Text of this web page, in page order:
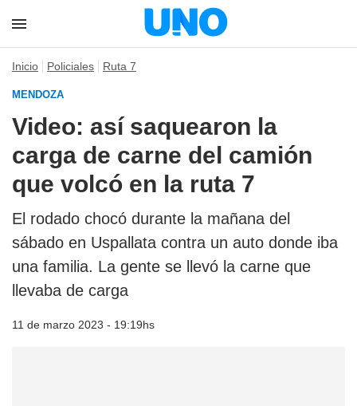
Inicio Policiales Ruta 7
MENDOZA
Video: así saquearon la
carga de carne del camión
que volcó en la ruta 7
El rodado chocó durante la mañana del
sábado en Uspallata contra un auto donde iba
una familia. La gente se llevó la carne que
llevaba de carga
11 de marzo 2023 - 19:19hs